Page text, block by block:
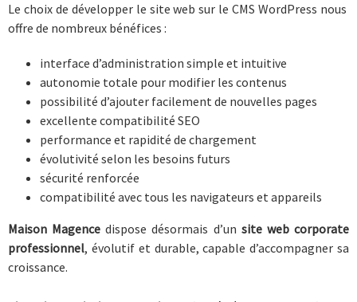
Le choix de développer le site web sur le CMS WordPress nous
offre de nombreux bénéfices :
interface d’administration simple et intuitive
autonomie totale pour modifier les contenus
possibilité d’ajouter facilement de nouvelles pages
excellente compatibilité SEO
performance et rapidité de chargement
évolutivité selon les besoins futurs
sécurité renforcée
compatibilité avec tous les navigateurs et appareils
Maison Magence dispose désormais d’un site web corporate
professionnel, évolutif et durable, capable d’accompagner sa
croissance.